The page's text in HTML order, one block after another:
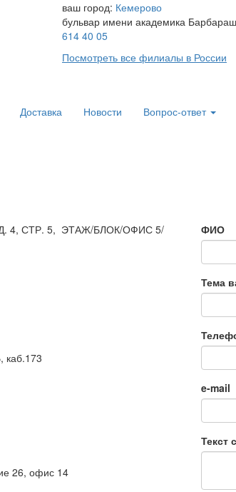
ваш город: Кемерово
бульвар имени академика
614 40 05
Посмотреть все филиалы в России
Доставка Новости Вопрос-ответ
4, СТР. 5, ЭТАЖ/БЛОК/ОФИС 5/
каб.173
26, офис 14
ФИО
Тема
e-mail
Текст